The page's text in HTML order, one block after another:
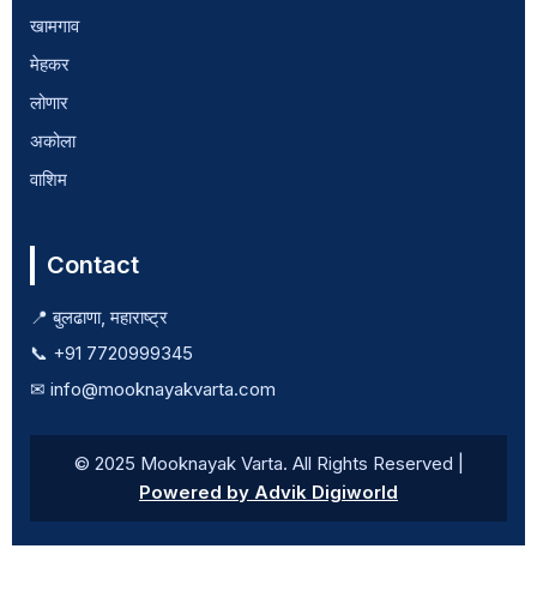
खामगाव
मेहकर
लोणार
अकोला
वाशिम
Contact
📍 बुलढाणा, महाराष्ट्र
📞 +91 7720999345
✉ info@mooknayakvarta.com
© 2025 Mooknayak Varta. All Rights Reserved |
Powered by Advik Digiworld